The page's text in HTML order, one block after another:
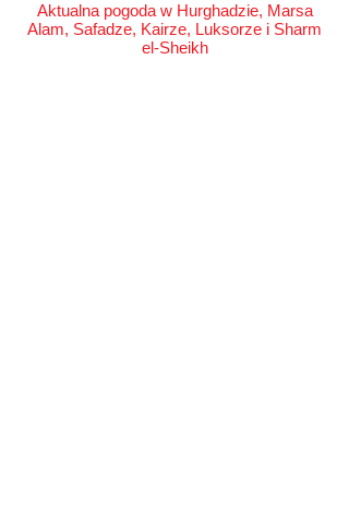
Aktualna pogoda w Hurghadzie, Marsa
Alam, Safadze, Kairze, Luksorze i Sharm
el-Sheikh